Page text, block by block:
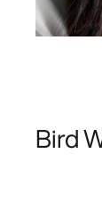
Bird